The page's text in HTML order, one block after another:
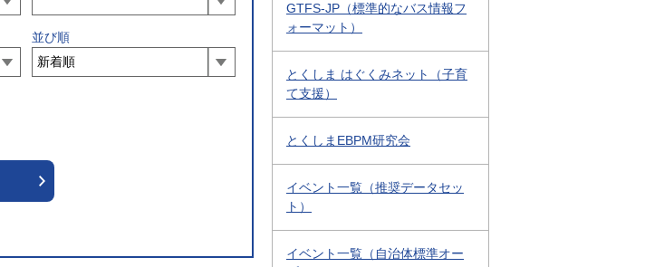
並び順
GTFS-JP（標準的なバス情報フ
ォーマット）
とくしま はぐくみネット（子育
て支援）
とくしまEBPM研究会
イベント一覧（推奨データセッ
ト）
イベント一覧（自治体標準オー